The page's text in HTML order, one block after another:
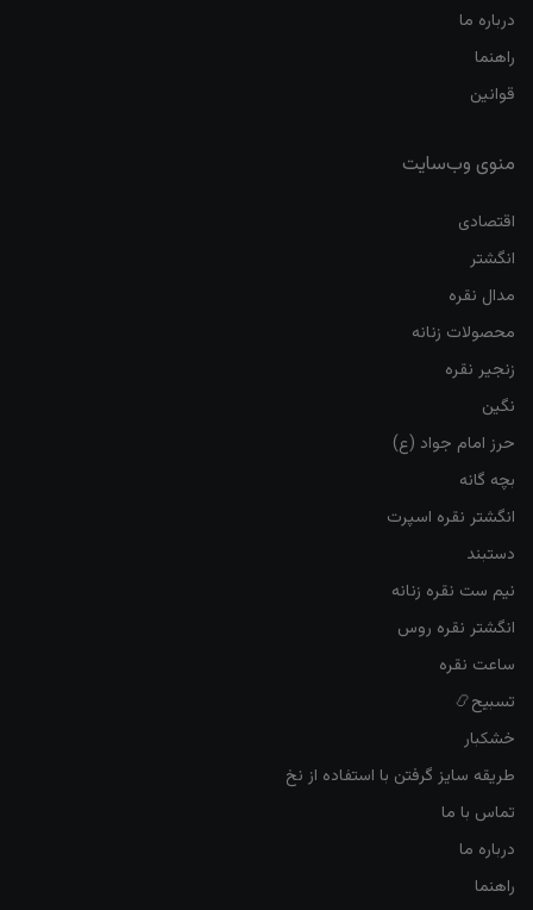
درباره ما
راهنما
قوانین
منوی وب‌سایت
اقتصادی
انگشتر
مدال نقره
محصولات زنانه
زنجیر نقره
نگین
حرز امام جواد (ع)
بچه گانه
انگشتر نقره اسپرت
دستبند
نیم ست نقره زنانه
انگشتر نقره روس
ساعت نقره
تسبیح📿
خشکبار
طریقه سایز گرفتن با استفاده از نخ
تماس با ما
درباره ما
راهنما